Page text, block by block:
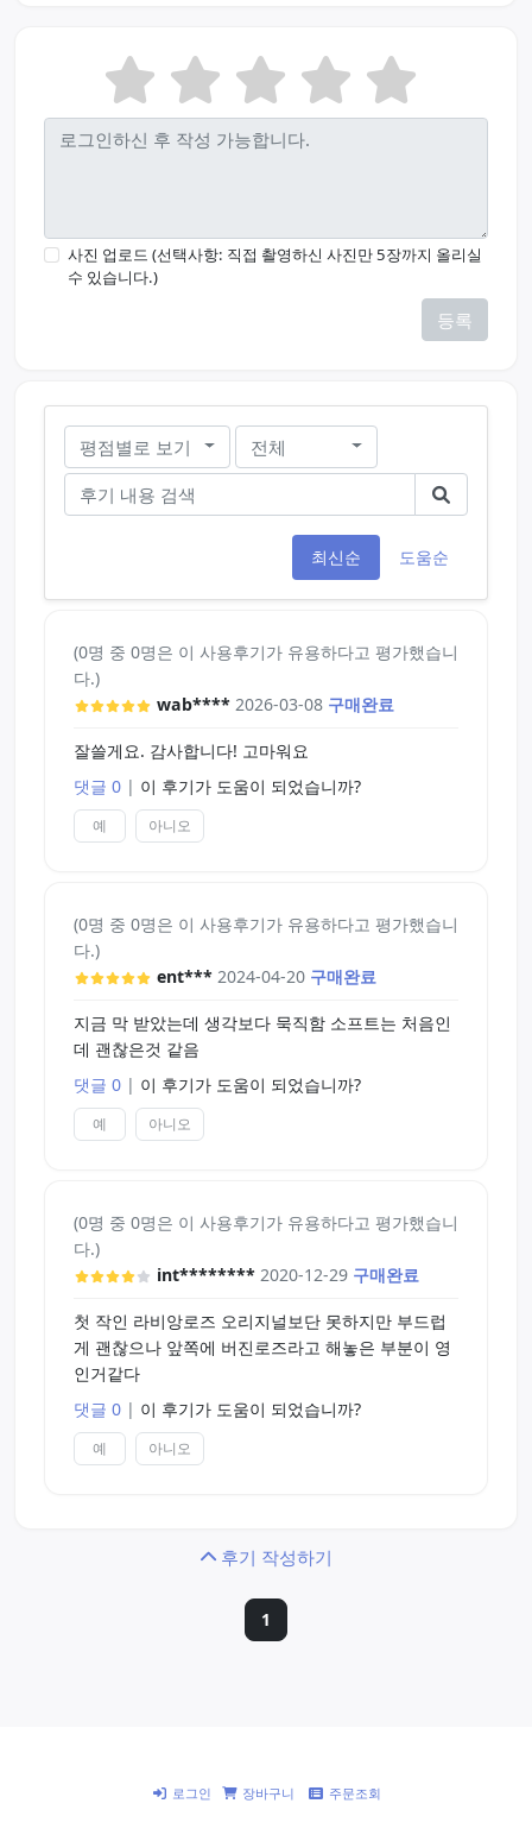
사진 업로드 (선택사항: 직접 촬영하신 사진만 5장까지 올리실
수 있습니다.)
등록
평점별로 보기 전체
최신순 도움순
(0명 중 0명은 이 사용후기가 유용하다고 평가했습니
다.)
wab**** 2026-03-08 구매완료
잘쓸게요. 감사합니다! 고마워요
댓글 0 | 이 후기가 도움이 되었습니까?
예 아니오
(0명 중 0명은 이 사용후기가 유용하다고 평가했습니
다.)
ent*** 2024-04-20 구매완료
지금 막 받았는데 생각보다 묵직함 소프트는 처음인
데 괜찮은것 같음
댓글 0 | 이 후기가 도움이 되었습니까?
예 아니오
(0명 중 0명은 이 사용후기가 유용하다고 평가했습니
다.)
int******** 2020-12-29 구매완료
첫 작인 라비앙로즈 오리지널보단 못하지만 부드럽
게 괜찮으나 앞쪽에 버진로즈라고 해놓은 부분이 영
인거같다
댓글 0 | 이 후기가 도움이 되었습니까?
예 아니오
후기 작성하기
1
로그인 장바구니 주문조회